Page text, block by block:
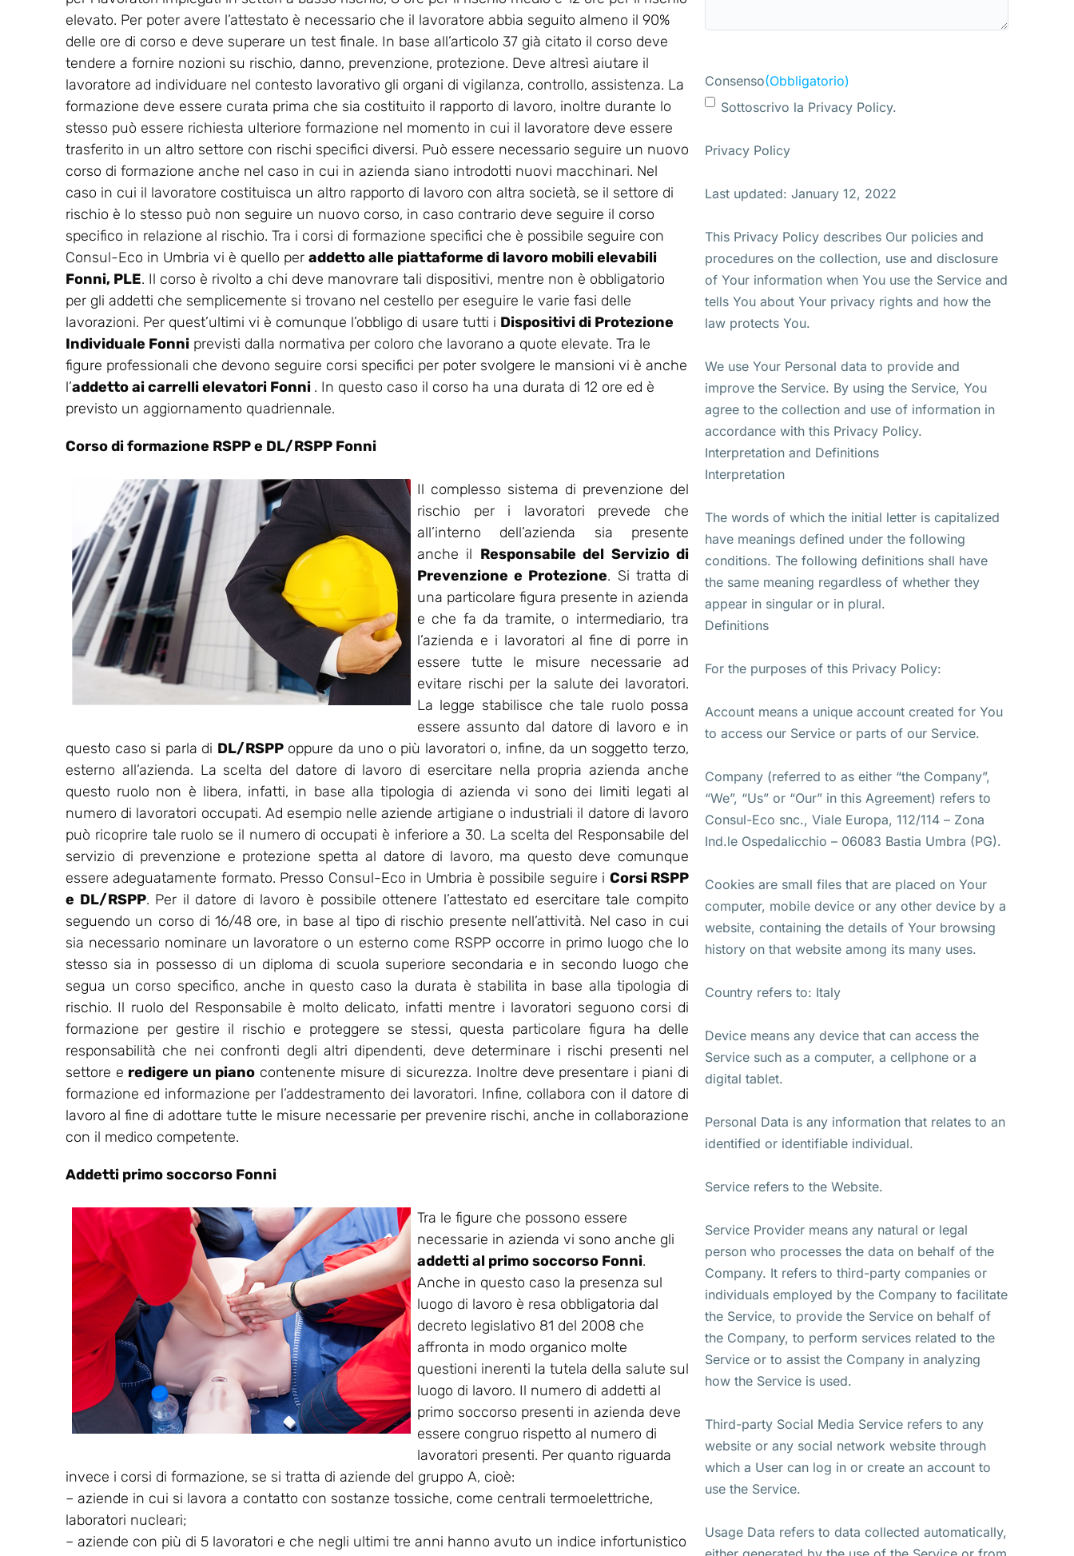
elevato. Per poter avere l’attestato è necessario che il lavoratore abbia seguito almeno il 90%
delle ore di corso e deve superare un test finale. In base all’articolo 37 già citato il corso deve
tendere a fornire nozioni su rischio, danno, prevenzione, protezione. Deve altresì aiutare il
lavoratore ad individuare nel contesto lavorativo gli organi di vigilanza, controllo, assistenza. La
formazione deve essere curata prima che sia costituito il rapporto di lavoro, inoltre durante lo
stesso può essere richiesta ulteriore formazione nel momento in cui il lavoratore deve essere
trasferito in un altro settore con rischi specifici diversi. Può essere necessario seguire un nuovo
corso di formazione anche nel caso in cui in azienda siano introdotti nuovi macchinari. Nel
caso in cui il lavoratore costituisca un altro rapporto di lavoro con altra società, se il settore di
rischio è lo stesso può non seguire un nuovo corso, in caso contrario deve seguire il corso
specifico in relazione al rischio. Tra i corsi di formazione specifici che è possibile seguire con
Consul-Eco in Umbria vi è quello per addetto alle piattaforme di lavoro mobili elevabili
Fonni, PLE. Il corso è rivolto a chi deve manovrare tali dispositivi, mentre non è obbligatorio
per gli addetti che semplicemente si trovano nel cestello per eseguire le varie fasi delle
lavorazioni. Per quest’ultimi vi è comunque l’obbligo di usare tutti i Dispositivi di Protezione
Individuale Fonni previsti dalla normativa per coloro che lavorano a quote elevate. Tra le
figure professionali che devono seguire corsi specifici per poter svolgere le mansioni vi è anche
l’addetto ai carrelli elevatori Fonni . In questo caso il corso ha una durata di 12 ore ed è
previsto un aggiornamento quadriennale.
Corso di formazione RSPP e DL/RSPP Fonni
Il complesso sistema di prevenzione del
rischio per i lavoratori prevede che
all’interno dell’azienda sia presente
anche il Responsabile del Servizio di
Prevenzione e Protezione. Si tratta di
una particolare figura presente in azienda
e che fa da tramite, o intermediario, tra
l’azienda e i lavoratori al fine di porre in
essere tutte le misure necessarie ad
evitare rischi per la salute dei lavoratori.
La legge stabilisce che tale ruolo possa
essere assunto dal datore di lavoro e in
questo caso si parla di DL/RSPPoppure da uno o più lavoratori o, infine, da un soggetto terzo,
esterno all’azienda. La scelta del datore di lavoro di esercitare nella propria azienda anche
questo ruolo non è libera, infatti, in base alla tipologia di azienda vi sono dei limiti legati al
numero di lavoratori occupati. Ad esempio nelle aziende artigiane o industriali il datore di lavoro
può ricoprire tale ruolo se il numero di occupati è inferiore a 30. La scelta del Responsabile del
servizio di prevenzione e protezione spetta al datore di lavoro, ma questo deve comunque
essere adeguatamente formato. Presso Consul-Eco in Umbria è possibile seguire i Corsi RSPP
e DL/RSPP. Per il datore di lavoro è possibile ottenere l’attestato ed esercitare tale compito
seguendo un corso di 16/48 ore, in base al tipo di rischio presente nell’attività. Nel caso in cui
sia necessario nominare un lavoratore o un esterno come RSPP occorre in primo luogo che lo
stesso sia in possesso di un diploma di scuola superiore secondaria e in secondo luogo che
segua un corso specifico, anche in questo caso la durata è stabilita in base alla tipologia di
rischio. Il ruolo del Responsabile è molto delicato, infatti mentre i lavoratori seguono corsi di
formazione per gestire il rischio e proteggere se stessi, questa particolare figura ha delle
responsabilità che nei confronti degli altri dipendenti, deve determinare i rischi presenti nel
settore e redigere un piano contenente misure di sicurezza. Inoltre deve presentare i piani di
formazione ed informazione per l’addestramento dei lavoratori. Infine, collabora con il datore di
lavoro al fine di adottare tutte le misure necessarie per prevenire rischi, anche in collaborazione
con il medico competente.
Addetti primo soccorso Fonni
Tra le figure che possono essere
necessarie in azienda vi sono anche gli
addetti al primo soccorso Fonni.
Anche in questo caso la presenza sul
luogo di lavoro è resa obbligatoria dal
decreto legislativo 81 del 2008 che
affronta in modo organico molte
questioni inerenti la tutela della salute sul
luogo di lavoro. Il numero di addetti al
primo soccorso presenti in azienda deve
essere congruo rispetto al numero di
lavoratori presenti. Per quanto riguarda
invece i corsi di formazione, se si tratta di aziende del gruppo A, cioè:
– aziende in cui si lavora a contatto con sostanze tossiche, come centrali termoelettriche,
laboratori nucleari;
– aziende con più di 5 lavoratori e che negli ultimi tre anni hanno avuto un indice infortunistico
Consenso(Obbligatorio)
Sottoscrivo la Privacy Policy.
Privacy Policy
Last updated: January 12, 2022
This Privacy Policy describes Our policies and
procedures on the collection, use and disclosure
of Your information when You use the Service and
tells You about Your privacy rights and how the
law protects You.
We use Your Personal data to provide and
improve the Service. By using the Service, You
agree to the collection and use of information in
accordance with this Privacy Policy.
Interpretation and Definitions
Interpretation
The words of which the initial letter is capitalized
have meanings defined under the following
conditions. The following definitions shall have
the same meaning regardless of whether they
appear in singular or in plural.
Definitions
For the purposes of this Privacy Policy:
Account means a unique account created for You
to access our Service or parts of our Service.
Company (referred to as either “the Company”,
“We”, “Us” or “Our” in this Agreement) refers to
Consul-Eco snc., Viale Europa, 112/114 – Zona
Ind.le Ospedalicchio – 06083 Bastia Umbra (PG).
Cookies are small files that are placed on Your
computer, mobile device or any other device by a
website, containing the details of Your browsing
history on that website among its many uses.
Country refers to: Italy
Device means any device that can access the
Service such as a computer, a cellphone or a
digital tablet.
Personal Data is any information that relates to an
identified or identifiable individual.
Service refers to the Website.
Service Provider means any natural or legal
person who processes the data on behalf of the
Company. It refers to third-party companies or
individuals employed by the Company to facilitate
the Service, to provide the Service on behalf of
the Company, to perform services related to the
Service or to assist the Company in analyzing
how the Service is used.
Third-party Social Media Service refers to any
website or any social network website through
which a User can log in or create an account to
use the Service.
Usage Data refers to data collected automatically,